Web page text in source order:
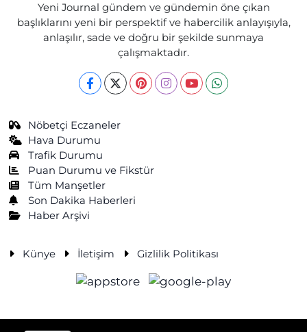
Yeni Journal gündem ve gündemin öne çıkan
başlıklarını yeni bir perspektif ve habercilik anlayışıyla,
anlaşılır, sade ve doğru bir şekilde sunmaya
çalışmaktadır.
Nöbetçi Eczaneler
Hava Durumu
Trafik Durumu
Puan Durumu ve Fikstür
Tüm Manşetler
Son Dakika Haberleri
Haber Arşivi
Künye İletişim Gizlilik Politikası